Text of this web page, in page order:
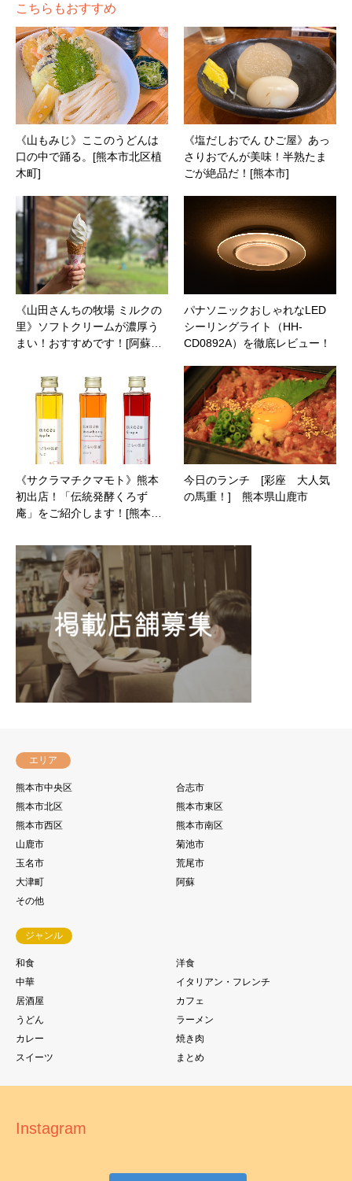
こちらもおすすめ
《山もみじ》ここのうどんは
口の中で踊る。[熊本市北区植
木町]
《塩だしおでん ひご屋》あっ
さりおでんが美味！半熟たま
ごが絶品だ！[熊本市]
《山田さんちの牧場 ミルクの
里》ソフトクリームが濃厚う
まい！おすすめです！[阿蘇…
パナソニックおしゃれなLED
シーリングライト（HH-
CD0892A）を徹底レビュー！
《サクラマチクマモト》熊本
初出店！「伝統発酵くろず
庵」をご紹介します！[熊本…
今日のランチ [彩座 大人気
の馬重！] 熊本県山鹿市
エリア
熊本市中央区
合志市
熊本市北区
熊本市東区
熊本市西区
熊本市南区
山鹿市
菊池市
玉名市
荒尾市
大津町
阿蘇
その他
ジャンル
和食
洋食
中華
イタリアン・フレンチ
居酒屋
カフェ
うどん
ラーメン
カレー
焼き肉
スイーツ
まとめ
Instagram